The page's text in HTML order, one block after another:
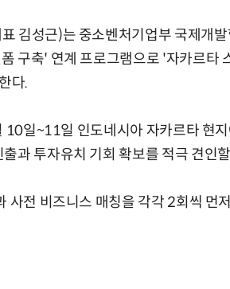
김성근)는 중소벤처기업부 국제개
구축' 연계 프로그램으로 '자카르타
다.
일~11일 인도네시아 자카르타 현
과 투자유치 기회 확보를 적극 견인
사전 비즈니스 매칭을 각각 2회씩 먼